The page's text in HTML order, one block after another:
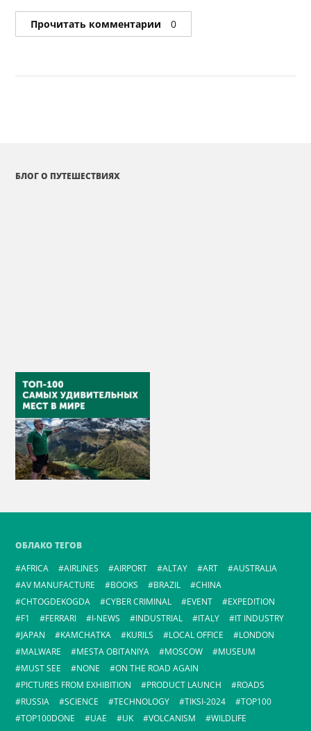
Прочитать комментарии 0
БЛОГ О ПУТЕШЕСТВИЯХ
ОБЛАКО ТЕГОВ
AFRICA
AIRLINES AIRPORT ALTAY ART
AUSTRALIA
AV MANUFACTURE
BOOKS BRAZIL
CHINA
CHTOGDEKOGDA
CYBER CRIMINAL EVENT
EXPEDITION
F1
FERRARI I-NEWS INDUSTRIAL ITALY
IT INDUSTRY
JAPAN
KAMCHATKA KURILS LOCAL OFFICE
LONDON
MALWARE
MESTA OBITANIYA MOSCOW
MUSEUM
MUST SEE
NONE
ON THE ROAD AGAIN
PICTURES FROM EXHIBITION
PRODUCT LAUNCH
ROADS
RUSSIA
SCIENCE TECHNOLOGY TIKSI-2024
TOP100
TOP100DONE
UAE UK VOLCANISM WILDLIFE